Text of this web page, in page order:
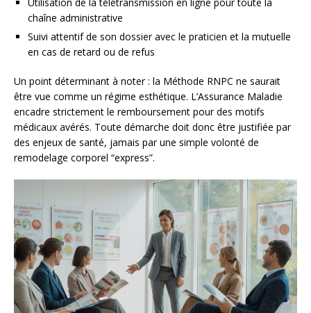
chaîne administrative
Suivi attentif de son dossier avec le praticien et la mutuelle
en cas de retard ou de refus
Un point déterminant à noter : la Méthode RNPC ne saurait
être vue comme un régime esthétique. L’Assurance Maladie
encadre strictement le remboursement pour des motifs
médicaux avérés. Toute démarche doit donc être justifiée par
des enjeux de santé, jamais par une simple volonté de
remodelage corporel “express”.